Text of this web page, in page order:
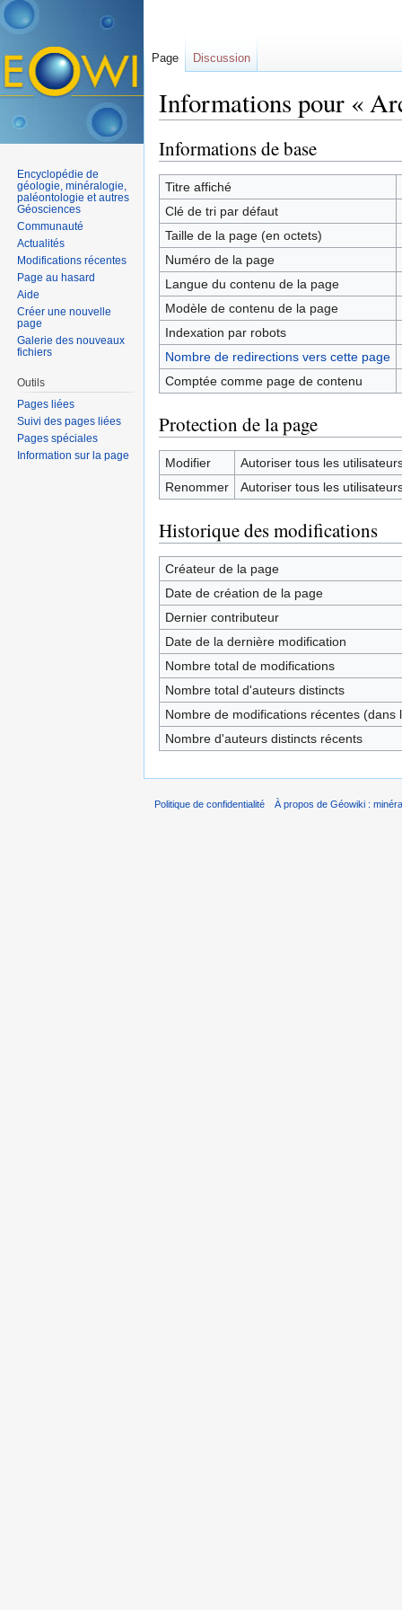
Informations pour «
Informations de base
Titre affiché
Clé de tri par défaut
Taille de la page (en octets)
Numéro de la page
Langue du contenu de la page
Modèle de contenu de la page
Indexation par robots
Nombre de redirections vers cette page
Comptée comme page de contenu
Protection de la page
Modifier
Autoriser tous les
Renommer
Autoriser tous les
Historique des modifications
Créateur de la page
Date de création de la page
Dernier contributeur
Date de la dernière modification
Nombre total de modifications
Nombre total d'auteurs distincts
Nombre de modifications récentes (dans
Nombre d'auteurs distincts récents
Page Discussion
Encyclopédie de
géologie, minéralogie,
paléontologie et autres
Géosciences
Communauté
Actualités
Modifications récentes
Page au hasard
Aide
Créer une nouvelle
page
Galerie des nouveaux
fichiers
Outils
Pages liées
Suivi des pages liées
Pages spéciales
Information sur la page
Politique de confidentialité À propos de Géowiki :